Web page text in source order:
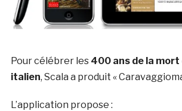
Pour célébrer les 400 ans de la mort
italien, Scala a produit «
L’application propose :